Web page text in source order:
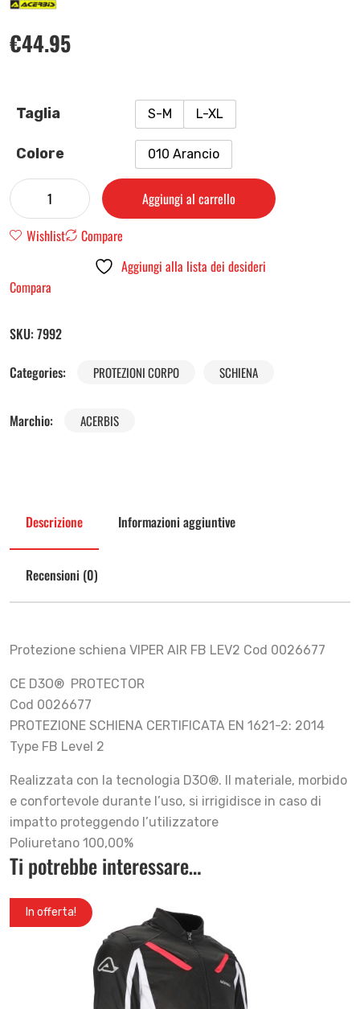
€44.95
Taglia S-M L-XL
Colore 010 Arancio
Aggiungi al carrello
Wishlist
Compare
Aggiungi alla lista dei desideri
Compara
SKU: 7992
Categories:
PROTEZIONI CORPO SCHIENA
Marchio: ACERBIS
Descrizione Informazioni aggiuntive
Recensioni (0)
Protezione schiena VIPER AIR FB LEV2 Cod 0026677
CE D3O® PROTECTOR
Cod 0026677
PROTEZIONE SCHIENA CERTIFICATA EN 1621-2: 2014
Type FB Level 2
Realizzata con la tecnologia D3O®. Il materiale, morbido
e confortevole durante l’uso, si irrigidisce in caso di
impatto proteggendo l’utilizzatore
Poliuretano 100,00%
Ti potrebbe interessare…
In offerta!